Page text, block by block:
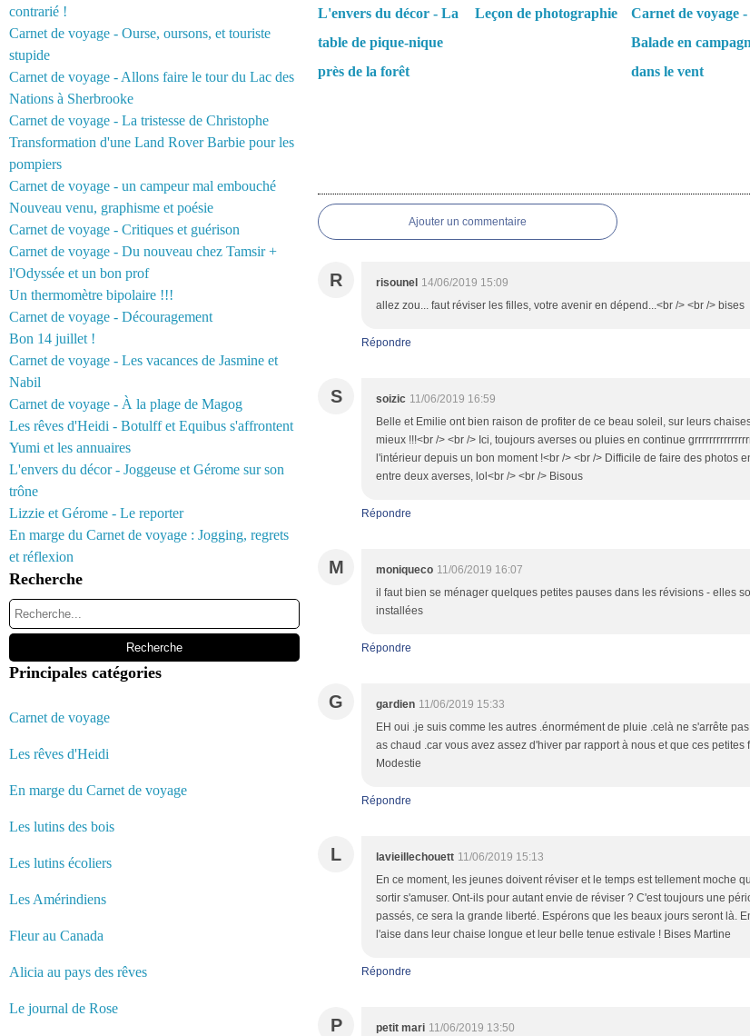
contrarié !
Carnet de voyage - Ourse, oursons, et touriste
stupide
Carnet de voyage - Allons faire le tour du Lac des
Nations à Sherbrooke
Carnet de voyage - La tristesse de Christophe
Transformation d'une Land Rover Barbie pour les
pompiers
Carnet de voyage - un campeur mal embouché
Nouveau venu, graphisme et poésie
Carnet de voyage - Critiques et guérison
Carnet de voyage - Du nouveau chez Tamsir +
l'Odyssée et un bon prof
Un thermomètre bipolaire !!!
Carnet de voyage - Découragement
Bon 14 juillet !
Carnet de voyage - Les vacances de Jasmine et
Nabil
Carnet de voyage - À la plage de Magog
Les rêves d'Heidi - Botulff et Equibus s'affrontent
Yumi et les annuaires
L'envers du décor - Joggeuse et Gérome sur son
trône
Lizzie et Gérome - Le reporter
En marge du Carnet de voyage : Jogging, regrets
et réflexion
Recherche
Principales catégories
Carnet de voyage
Les rêves d'Heidi
En marge du Carnet de voyage
Les lutins des bois
Les lutins écoliers
Les Amérindiens
Fleur au Canada
Alicia au pays des rêves
Le journal de Rose
L'envers du décor - La
table de pique-nique
près de la forêt
Leçon de photographie
Carnet de voyage -
Balade en
dans le vent
Ajouter un commentaire
R risounel 14/06/2019 15:09
allez zou... faut réviser les filles, votre avenir en dépend...<br /> <br /> bises
Répondre
S soizic 11/06/2019 16:59
Belle et Emilie ont bien raison de profiter de ce beau soleil, sur leurs
mieux !!!<br /> <br /> Ici, toujours averses ou pluies en continue
l'intérieur depuis un bon moment !<br /> <br /> Difficile de faire des photos
entre deux averses, lol<br /> <br /> Bisous
Répondre
M moniqueco 11/06/2019 16:07
il faut bien se ménager quelques petites pauses dans les révisions - elles
installées
Répondre
G gardien 11/06/2019 15:33
EH oui .je suis comme les autres .énormément de pluie .celà ne s'arrête
as chaud .car vous avez assez d'hiver par rapport à nous et que ces
Modestie
Répondre
L lavieillechouett 11/06/2019 15:13
En ce moment, les jeunes doivent réviser et le temps est tellement moche
sortir s'amuser. Ont-ils pour autant envie de réviser ? C'est toujours une
passés, ce sera la grande liberté. Espérons que les beaux jours seront là.
l'aise dans leur chaise longue et leur belle tenue estivale ! Bises Martine
Répondre
P petit mari 11/06/2019 13:50